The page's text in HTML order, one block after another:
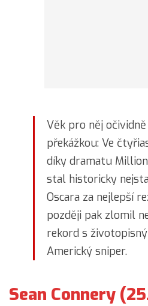
Věk pro něj
překážkou: Ve
díky dramatu
stal historicky
Oscara za nejlepší
později pak zlomil
rekord s
Americký sniper.
Sean Connery